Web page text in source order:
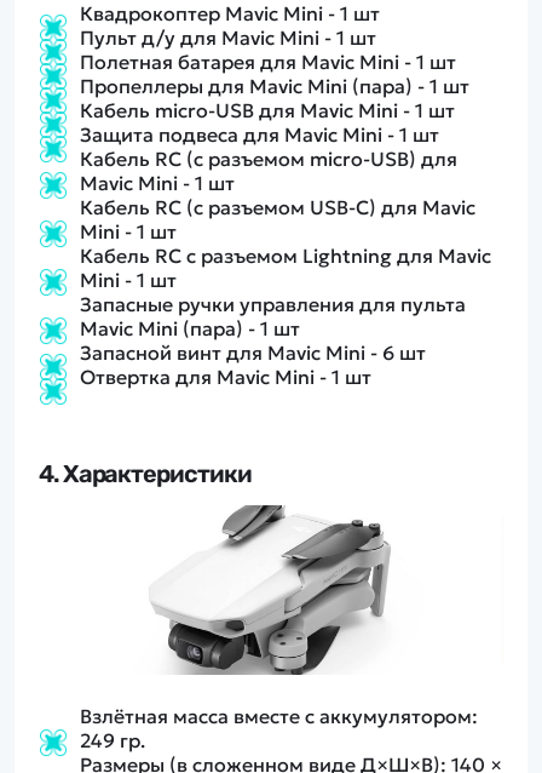
Квадрокоптер Mavic Mini - 1 шт
Пульт д/у для Mavic Mini - 1 шт
Полетная батарея для Mavic Mini - 1 шт
Пропеллеры для Mavic Mini (пара) - 1 шт
Кабель micro-USB для Mavic Mini - 1 шт
Защита подвеса для Mavic Mini - 1 шт
Кабель RC (с разъемом micro-USB) для
Mavic Mini - 1 шт
Кабель RC (с разъемом USB-C) для Mavic
Mini - 1 шт
Кабель RC с разъемом Lightning для Mavic
Mini - 1 шт
Запасные ручки управления для пульта
Mavic Mini (пара) - 1 шт
Запасной винт для Mavic Mini - 6 шт
Отвертка для Mavic Mini - 1 шт
4. Характеристики
Взлётная масса вместе с аккумулятором:
249 гр.
Размеры (в сложенном виде Д×Ш×В): 140 ×